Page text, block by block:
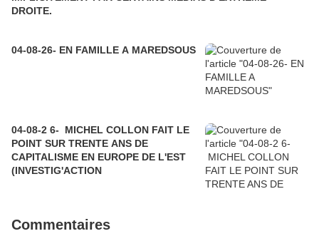
DROITE.
04-08-26- EN FAMILLE A MAREDSOUS
04-08-2 6- MICHEL COLLON FAIT LE
POINT SUR TRENTE ANS DE
CAPITALISME EN EUROPE DE L'EST
(INVESTIG'ACTION
Commentaires